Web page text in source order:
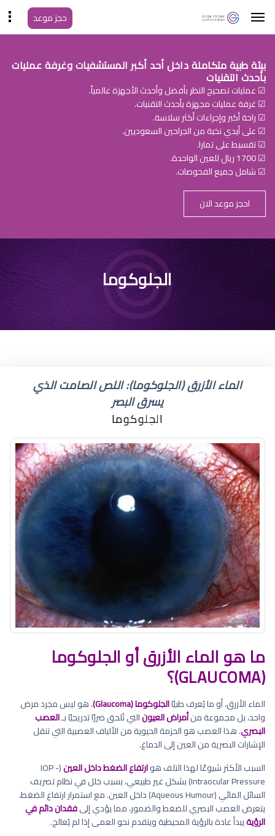
حجز موعد
بيئة طبية متكاملة داخل أحد أكبر المستشفيات وغرفة عمليات
بأحدث التقنيات
☑ عمليات تصحيح النظر بأفضل وأحدث الأجهزة عالمياً.
☑ غرفة عمليات مجهزة بأحدث التقنيات.
☑ راحة أكبر وإجراءات أكثر سلاسة.
☑ على أيدي نخبة من الجراحين السعوديين.
☑ تقسيط على تمارا.
☑ 1700 ريال للعين الواحدة.
☑ شامل جميع الفحوصات.
احجز موعد الان
الجلوكوما
الماء الأزرق (الجلوكوما): اللص الصامت الذي
يسرق البصر
الجلوكوما
ما هو الماء الأزرق أو الجلوكوما
(GLAUCOMA)؟
الماء الأزرق، أو ما يُعرف طبيًاالجلوكوما (Glaucoma)
، هو ليس مجرد مرض
واحد، بل مجموعة منأمراض العيونالتي تُلحق ضررًا تدريجيًا بـالعصب
البصري. هذا العصب هو الحزمة الحيوية من الألياف العصبية التي تنقل
الإشارات البصرية من العين إلى الدماغ.
السبب الأكثر شيوعًا لهذا التلف هوارتفاع الضغط داخل العين (IOP -
Intraocular Pressure) بشكل غير طبيعي، بسبب خلل في نظام تصريف
السائل المائي (Aqueous Humour) داخل العين. مع استمرار ارتفاع الضغط،
يتعرض العصب البصري للضغط والضمور، مما يؤدي إلىفقدان دائم في
الرؤيةيبدأ عادة بالرؤية المحيطية ويتقدم نحو العمى إذا لم يُعالج.